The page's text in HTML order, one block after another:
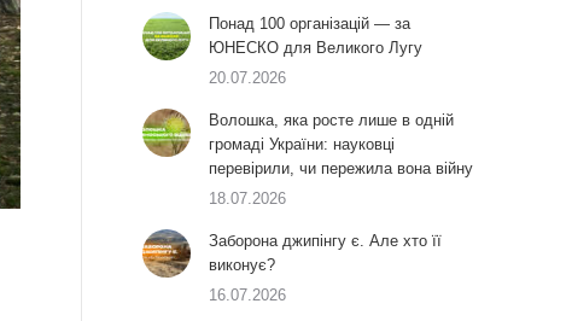
Понад 100 організацій — за
ЮНЕСКО для Великого Лугу
20.07.2026
Волошка, яка росте лише в одній
громаді України: науковці
перевірили, чи пережила вона війну
18.07.2026
Заборона джипінгу є. Але хто її
виконує?
16.07.2026